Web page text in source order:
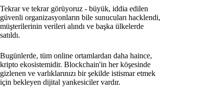
Tekrar ve tekrar görüyoruz - büyük, iddia edilen
güvenli organizasyonların bile sunucuları hacklendi,
müşterilerinin verileri alındı ve başka ülkelerde
satıldı.
Bugünlerde, tüm online ortamlardan daha haince,
kripto ekosistemidir. Blockchain'in her köşesinde
gizlenen ve varlıklarınızı bir şekilde istismar etmek
için bekleyen dijital yankesiciler vardır.